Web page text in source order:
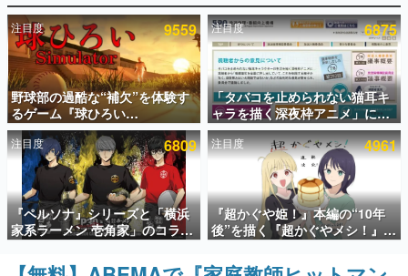
ピックアップ
電ファミのいま読まれている記事ランキング
アプリセール情報
インタビュー
連載・特集一覧
殿堂入り記事
SNS拡散数が数千以上！ ページビュー数万以上！ などな
ど。多くの人々に読まれた、電ファミ渾身の“殿堂入り”記
事をまとめました。
ゲームの企画書
注目度 9559
野球部の過酷な“補欠”を体験す
るゲーム『球ひろい
Simulator』が「1件」のウィッ
シュリストをもとにチェコ語に
対応しSNSで話題に。『キング
ダム・カム』開発元やチェコの
プロ野球選手から称賛の声
注目度 6875
「タバコを止められない猫耳キ
ャラを描く深夜枠アニメ」に視
聴者の一部から批判意見。違法
薬物の使用と思しき描写も含め
て、BPOが議論を交わす
注目度 6809
『ペルソナ』シリーズと「横浜
家系ラーメン 壱角家」のコラボ
が8月21日から開催。”はがく
れ”風とんこつラーメンや、おい
注目度 4961
『超かぐや姫！』本編の“10年
後”を描く『超かぐやメシ！』
Web連載決定。新たなWebマン
ガレーベル「ビビビコミック」